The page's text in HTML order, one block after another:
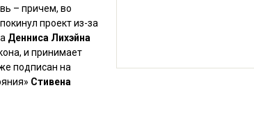
– причем, во
проект из-за
Денниса Лихэйна
и принимает
подписан на
Стивена